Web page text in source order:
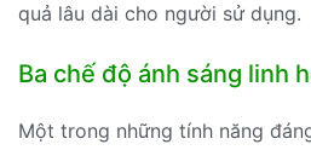
quả lâu dài cho người sử dụng.
Ba chế độ ánh sáng linh
Một trong những tính năng